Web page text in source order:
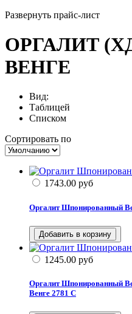
Развернуть прайс-лист
ОРГАЛИТ
ВЕНГЕ
Вид:
Таблицей
Списком
Сортировать по
1743.00 руб
Оргалит Шпонированный
1245.00 руб
Оргалит Шпонированный
Венге 2781 C